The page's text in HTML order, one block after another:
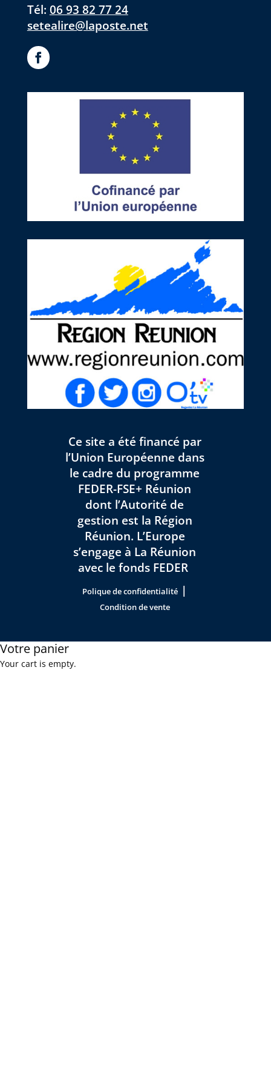
Tél: 06 93 82 77 24
setealire@laposte.net
Ce site a été financé par
l’Union Européenne dans
le cadre du programme
FEDER-FSE+ Réunion
dont l’Autorité de
gestion est la Région
Réunion. L’Europe
s’engage à La Réunion
avec le fonds FEDER
Polique de confidentialité |
Condition de vente
Votre panier
Your cart is empty.